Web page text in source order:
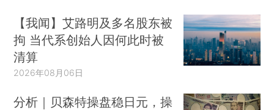
【我闻】艾路明及多名股东被
拘 当代系创始人因何此时被
清算
2026年08月06日
分析｜贝森特操盘稳日元，操